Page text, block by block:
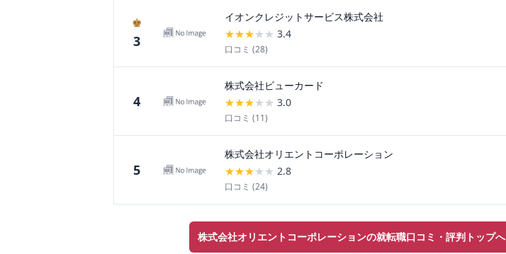
♚
3
イオンクレジットサービス株式会社
★★★★ ★ 3.4
口コミ (28)
4
株式会社ビューカード
★★★★ ★ 3.0
口コミ (11)
5
株式会社オリエントコーポレーション
★★★★ ★ 2.8
口コミ (24)
株式会社オリエントコーポレーションの就転職口コミ・評判トップへ